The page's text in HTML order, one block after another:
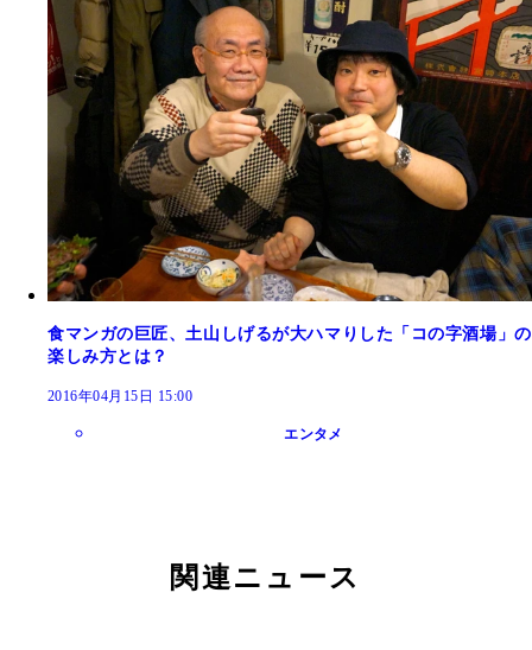
食マンガの巨匠、土山しげるが大ハマりした「コの字酒場」の
楽しみ方とは？
2016年04月15日 15:00
エンタメ
関連ニュース